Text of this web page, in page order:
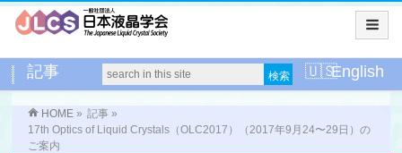
記事 English
HOME » 記事 »
17th Optics of Liquid Crystals（OLC2017）（2017年9月24〜29日）の
ご案内